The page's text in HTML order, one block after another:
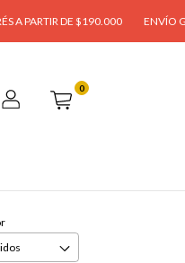
DE $190.000 ENVÍO
0